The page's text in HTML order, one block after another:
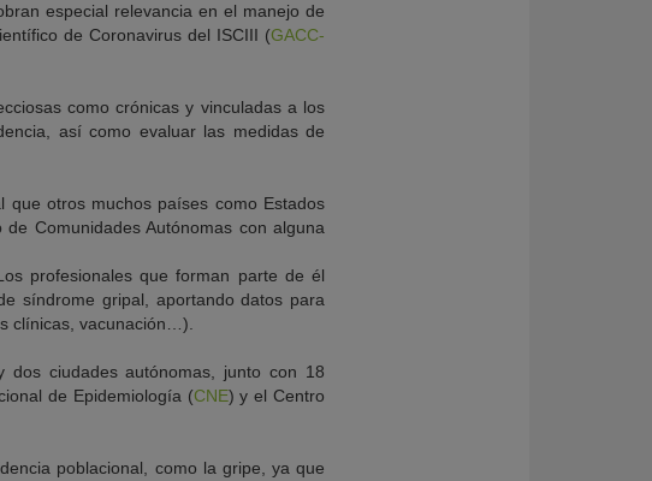
especial relevancia en el manejo de
de Coronavirus del ISCIII (GACC-
como crónicas y vinculadas a los
así como evaluar las medidas de
otros muchos países como Estados
Comunidades Autónomas con alguna
profesionales que forman parte de él
síndrome gripal, aportando datos para
clínicas, vacunación…).
ciudades autónomas, junto con 18
de Epidemiología (CNE) y el Centro
poblacional, como la gripe, ya que